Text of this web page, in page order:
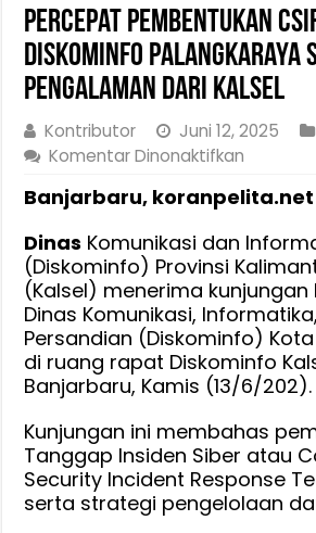
Percepat Pembentukan
Diskominfo Palangkaraya
Pengalaman dari Kalsel
Kontributor Juni 12, 2025
Komentar Dinonaktifkan
Serap
dari
Kalsel
Banjarbaru, koranpelita.net
Dinas Komunikasi dan
(Diskominfo) Provinsi
(Kalsel) menerima kunjungan
Dinas Komunikasi,
Persandian (Diskominfo)
di ruang rapat Diskominfo
Banjarbaru, Kamis (13/6/202).
Kunjungan ini membahas
Tanggap Insiden Siber atau
Security Incident Response
serta strategi pengelolaan